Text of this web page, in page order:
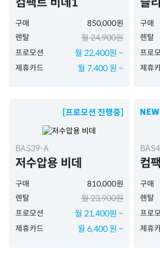
구매
850,000원
렌탈
월 24,900원
프로모션 월 22,400원 ~
제휴카드 월 7,400 원 ~
구매
렌탈
프로
제휴
[프로모션 진행중]
BAS39-A
저수압용 비데
구매
810,000원
렌탈
월 23,900원
프로모션 월 21,400원 ~
제휴카드 월 6,400 원 ~
컴
구매
렌탈
프로
제휴